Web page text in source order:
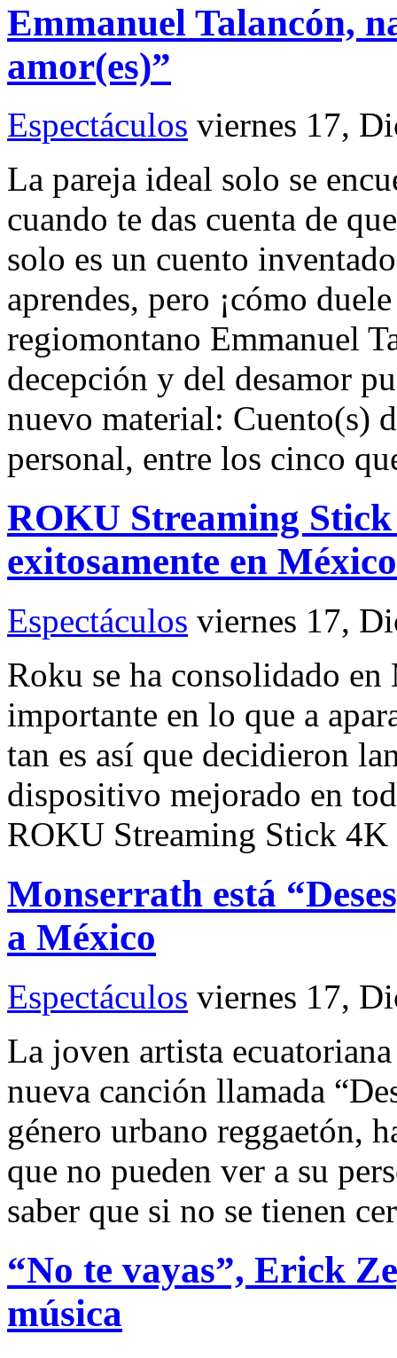
Emmanuel Talancón,
amor(es)”
Espectáculos viernes 17,
La pareja ideal solo se
cuando te das cuenta de
solo es un cuento
aprendes, pero ¡cómo
regiomontano Emmanuel
decepción y del desamor
nuevo material: Cuento(s)
personal, entre los cinco
ROKU Streaming
exitosamente en México
Espectáculos viernes 17,
Roku se ha consolidado
importante en lo que a
tan es así que decidieron
dispositivo mejorado en
ROKU Streaming Stick 4K
Monserrath está
a México
Espectáculos viernes 17,
La joven artista
nueva canción llamada
género urbano reggaetón,
que no pueden ver a su
saber que si no se tienen
“No te vayas”, Erick
música